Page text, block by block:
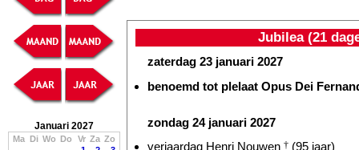
Januari 2027
Ma Di Wo Do Vr Za Zo
Jubilea (21
zaterdag 23 januari 2027
benoemd tot plelaat Opus Dei
zondag 24 januari 2027
verjaardag Henri Nouwen † (95 jaar)